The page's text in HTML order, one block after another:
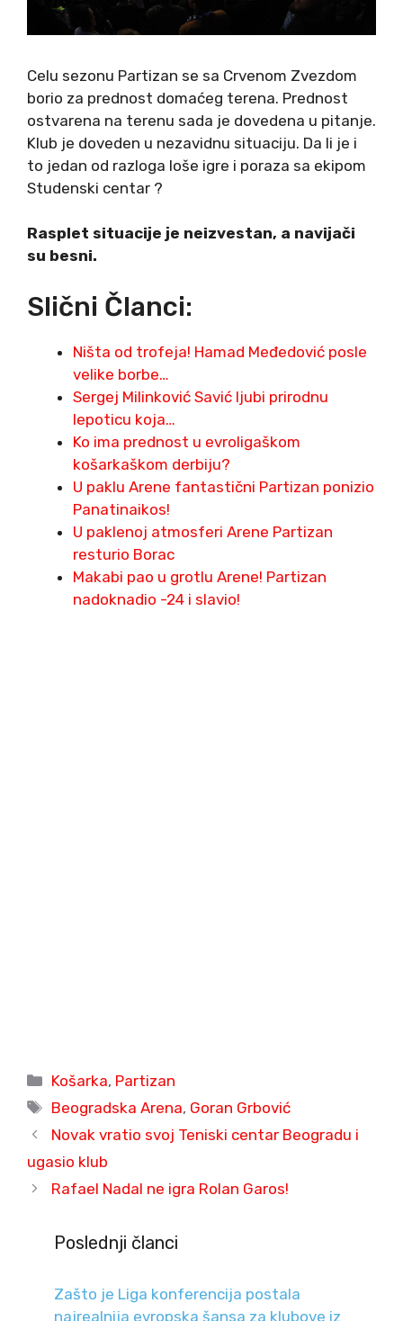
Celu sezonu Partizan se sa Crvenom Zvezdom
borio za prednost domaćeg terena. Prednost
ostvarena na terenu sada je dovedena u pitanje.
Klub je doveden u nezavidnu situaciju. Da li je i
to jedan od razloga loše igre i poraza sa ekipom
Studenski centar ?
Rasplet situacije je neizvestan, a navijači
su besni.
Slični Članci:
Ništa od trofeja! Hamad Međedović posle
velike borbe…
Sergej Milinković Savić ljubi prirodnu
lepoticu koja…
Ko ima prednost u evroligaškom
košarkaškom derbiju?
U paklu Arene fantastični Partizan ponizio
Panatinaikos!
U paklenoj atmosferi Arene Partizan
resturio Borac
Makabi pao u grotlu Arene! Partizan
nadoknadio -24 i slavio!
Categories
Košarka, Partizan
Tags
Beogradska Arena, Goran Grbović
Novak vratio svoj Teniski centar Beogradu i
ugasio klub
Rafael Nadal ne igra Rolan Garos!
Poslednji članci
Zašto je Liga konferencija postala
najrealnija evropska šansa za klubove iz